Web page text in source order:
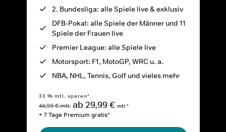
2. Bundesliga: alle Spiele live & exklusiv
DFB-Pokal: alle Spiele der Männer und 11
Spiele der Frauen live
Premier League: alle Spiele live
Motorsport: F1, MotoGP, WRC u. a.
NBA, NHL, Tennis, Golf und vieles mehr
33 % mtl. sparen*
44,99 € mtl. ab 29,99 € mtl.*
+ 7 Tage Premium gratis*